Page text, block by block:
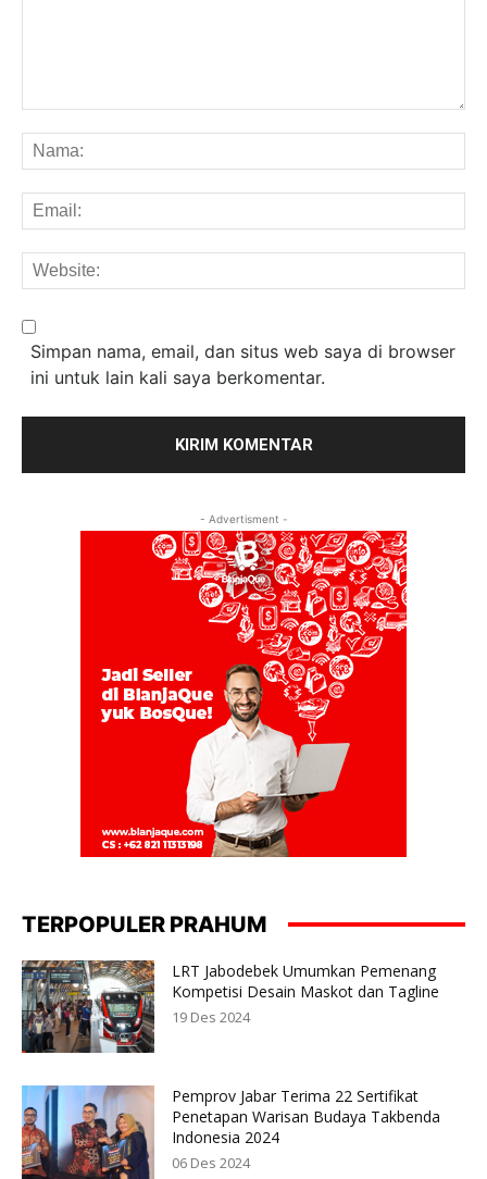
Simpan nama, email, dan situs web saya di browser
ini untuk lain kali saya berkomentar.
- Advertisment -
TERPOPULER PRAHUM
LRT Jabodebek Umumkan Pemenang
Kompetisi Desain Maskot dan Tagline
19 Des 2024
Pemprov Jabar Terima 22 Sertifikat
Penetapan Warisan Budaya Takbenda
Indonesia 2024
06 Des 2024